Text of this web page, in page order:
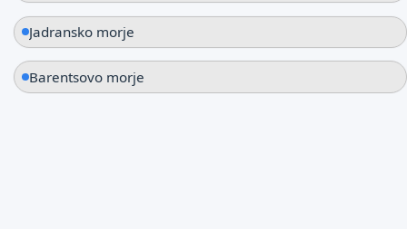
Jadransko morje
Barentsovo morje